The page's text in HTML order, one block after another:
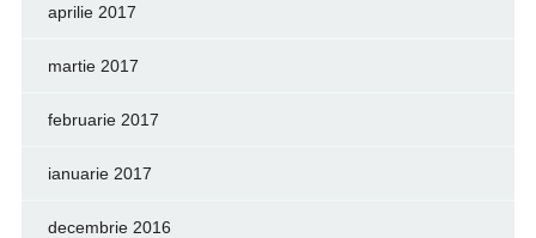
aprilie 2017
martie 2017
februarie 2017
ianuarie 2017
decembrie 2016